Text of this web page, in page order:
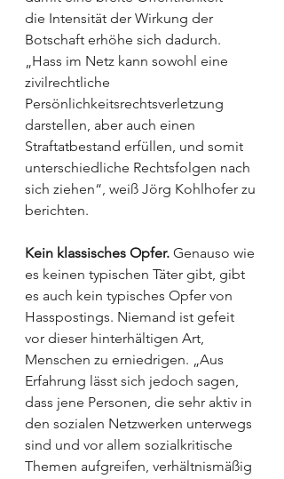
die Intensität der Wirkung der
Botschaft erhöhe sich dadurch.
„Hass im Netz kann sowohl eine
zivilrechtliche
Persönlichkeitsrechtsverletzung
darstellen, aber auch einen
Straftatbestand erfüllen, und somit
unterschiedliche Rechtsfolgen nach
sich ziehen“, weiß Jörg Kohlhofer zu
berichten.
Kein klassisches Opfer. Genauso wie
es keinen typischen Täter gibt, gibt
es auch kein typisches Opfer von
Hasspostings. Niemand ist gefeit
vor dieser hinterhältigen Art,
Menschen zu erniedrigen. „Aus
Erfahrung lässt sich jedoch sagen,
dass jene Personen, die sehr aktiv in
den sozialen Netzwerken unterwegs
sind und vor allem sozialkritische
Themen aufgreifen, verhältnismäßig